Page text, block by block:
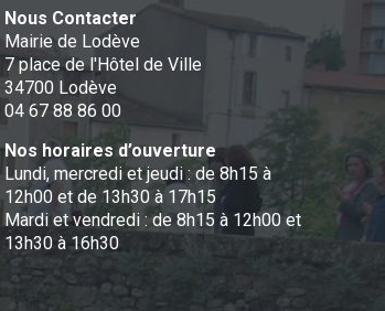
Nous Contacter
Mairie de Lodève
7 place de l'Hôtel de Ville
34700 Lodève
04 67 88 86 00
Nos horaires d’ouverture
Lundi, mercredi et jeudi : de 8h15 à
12h00 et de 13h30 à 17h15
Mardi et vendredi : de 8h15 à 12h00 et
13h30 à 16h30